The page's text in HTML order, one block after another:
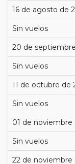
16 de agosto de
Sin vuelos
20 de
Sin vuelos
11 de octubre de
Sin vuelos
01 de noviembre
Sin vuelos
22 de noviembre